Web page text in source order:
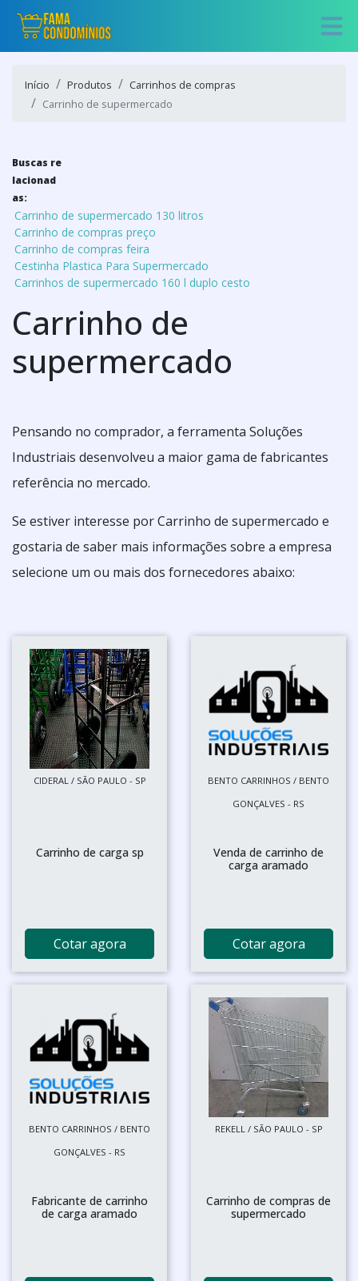
Início Produtos
Carrinhos de compras
Carrinho de supermercado
Buscas re
lacionad
as:
Carrinho de supermercado 130 litros
Carrinho de compras preço
Carrinho de compras feira
Cestinha Plastica Para Supermercado
Carrinhos de supermercado 160 l duplo cesto
Carrinho de
supermercado
Pensando no comprador, a ferramenta Soluções
Industriais desenvolveu a maior gama de fabricantes
referência no mercado.
Se estiver interesse por Carrinho de supermercado e
gostaria de saber mais informações sobre a empresa
selecione um ou mais dos fornecedores abaixo:
CIDERAL / SÃO PAULO - SP
Carrinho de carga sp
Cotar agora
BENTO CARRINHOS / BENTO
GONÇALVES - RS
Venda de carrinho de
carga aramado
Cotar agora
BENTO CARRINHOS / BENTO
GONÇALVES - RS
Fabricante de carrinho
de carga aramado
REKELL / SÃO PAULO - SP
Carrinho de compras de
supermercado